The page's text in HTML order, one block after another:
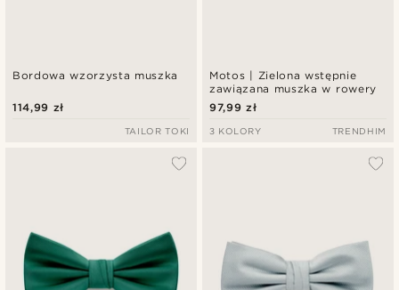
Bordowa wzorzysta muszka
114,99 zł
TAILOR TOKI
Motos | Zielona wstępnie
zawiązana muszka w rowery
97,99 zł
3 KOLORY TRENDHIM